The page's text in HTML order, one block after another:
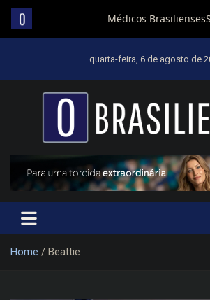
quarta-feira, 6 de agosto de
Um diário de notícias que
Home Beattie